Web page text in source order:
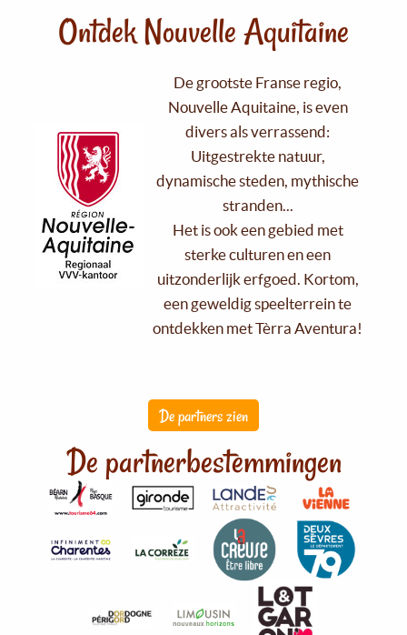
Ontdek Nouvelle Aquitaine
De grootste Franse regio,
Nouvelle Aquitaine, is even
divers als verrassend:
Uitgestrekte natuur,
dynamische steden, mythische
stranden...
Het is ook een gebied met
sterke culturen en een
uitzonderlijk erfgoed. Kortom,
een geweldig speelterrein te
ontdekken met Tèrra Aventura!
De partners zien
De partnerbestemmingen